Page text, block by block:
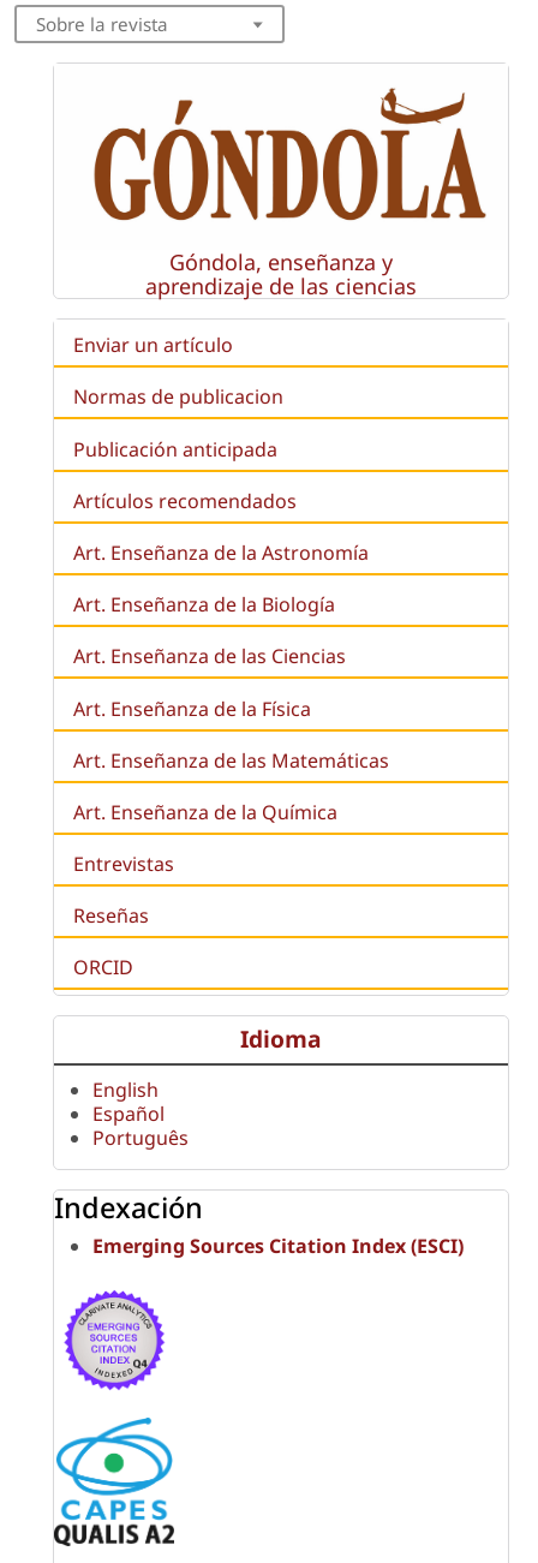
Sobre la revista
Góndola, enseñanza y
aprendizaje de las ciencias
Enviar un artículo
Normas de publicacion
Publicación anticipada
Artículos recomendados
Art. Enseñanza de la Astronomía
Art. Enseñanza de la Biología
Art. Enseñanza de las Ciencias
Art. Enseñanza de la Física
Art. Enseñanza de las Matemáticas
Art. Enseñanza de la Química
Entrevistas
Reseñas
ORCID
Idioma
English
Español
Português
Indexación
Emerging Sources Citation Index (ESCI)